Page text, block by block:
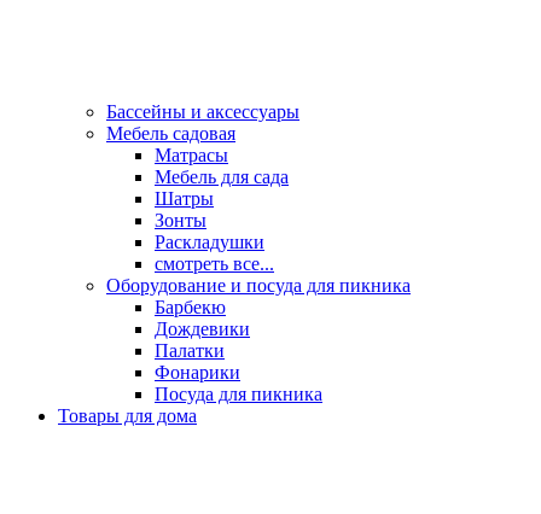
Бассейны и аксессуары
Мебель садовая
Матрасы
Мебель для сада
Шатры
Зонты
Раскладушки
смотреть все...
Оборудование и посуда для пикника
Барбекю
Дождевики
Палатки
Фонарики
Посуда для пикника
Товары для дома